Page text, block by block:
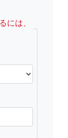
には、